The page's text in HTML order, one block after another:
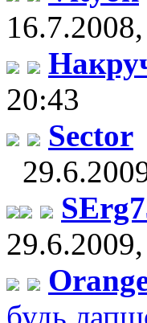
20:43
Sector
будь